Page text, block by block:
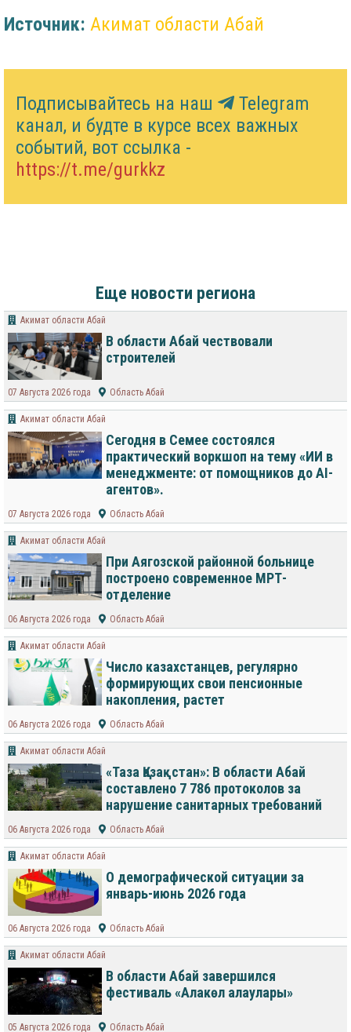
Источник: Акимат области Абай
Подписывайтесь на наш
Telegram
канал, и будте в курсе всех важных
событий, вот ссылка -
https://t.me/gurkkz
Еще новости региона
Акимат области Абай
В области Абай чествовали
строителей
07 Августа 2026 года Область Абай
Акимат области Абай
Сегодня в Семее состоялся
практический воркшоп на тему «ИИ в
менеджменте: от помощников до AI-
агентов».
07 Августа 2026 года Область Абай
Акимат области Абай
При Аягозской районной больнице
построено современное МРТ-
отделение
06 Августа 2026 года Область Абай
Акимат области Абай
Число казахстанцев, регулярно
формирующих свои пенсионные
накопления, растет
06 Августа 2026 года Область Абай
Акимат области Абай
«Таза Қазақстан»: В области Абай
составлено 7 786 протоколов за
нарушение санитарных требований
06 Августа 2026 года Область Абай
Акимат области Абай
О демографической ситуации за
январь-июнь 2026 года
06 Августа 2026 года Область Абай
Акимат области Абай
В области Абай завершился
фестиваль «Алакөл алаулары»
05 Августа 2026 года Область Абай